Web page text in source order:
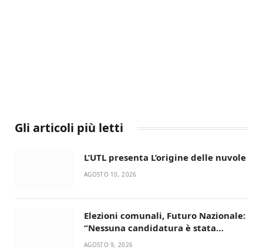
Gli articoli più letti
L’UTL presenta L’origine delle nuvole
AGOSTO 10, 2026
Elezioni comunali, Futuro Nazionale:
“Nessuna candidatura è stata
ancora decisa”
AGOSTO 9, 2026